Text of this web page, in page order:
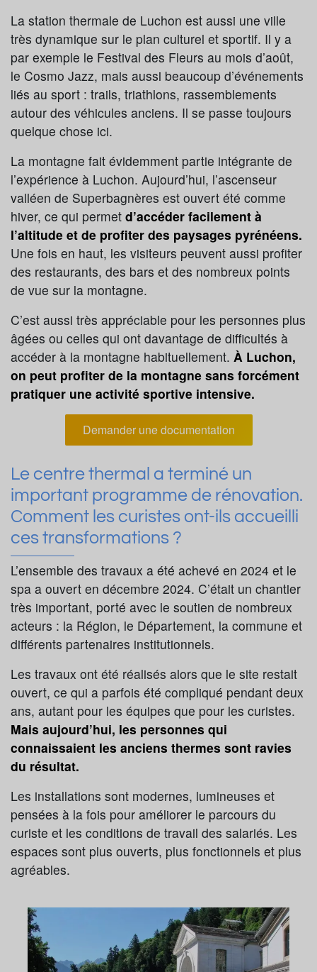
La station thermale de Luchon est aussi une ville
très dynamique sur le plan culturel et sportif. Il y a
par exemple le Festival des Fleurs au mois d’août,
le Cosmo Jazz, mais aussi beaucoup d’événements
liés au sport : trails, triathlons, rassemblements
autour des véhicules anciens. Il se passe toujours
quelque chose ici.
La montagne fait évidemment partie intégrante de
l’expérience à Luchon. Aujourd’hui, l’ascenseur
valléen de Superbagnères est ouvert été comme
hiver, ce qui permet d’accéder facilement à
l’altitude et de profiter des paysages pyrénéens.
Une fois en haut, les visiteurs peuvent aussi profiter
des restaurants, des bars et des nombreux points
de vue sur la montagne.
C’est aussi très appréciable pour les personnes plus
âgées ou celles qui ont davantage de difficultés à
accéder à la montagne habituellement. À Luchon,
on peut profiter de la montagne sans forcément
pratiquer une activité sportive intensive.
Demander une documentation
Le centre thermal a terminé un
important programme de rénovation.
Comment les curistes ont-ils accueilli
ces transformations ?
L’ensemble des travaux a été achevé en 2024 et le
spa a ouvert en décembre 2024. C’était un chantier
très important, porté avec le soutien de nombreux
acteurs : la Région, le Département, la commune et
différents partenaires institutionnels.
Les travaux ont été réalisés alors que le site restait
ouvert, ce qui a parfois été compliqué pendant deux
ans, autant pour les équipes que pour les curistes.
Mais aujourd’hui, les personnes qui
connaissaient les anciens thermes sont ravies
du résultat.
Les installations sont modernes, lumineuses et
pensées à la fois pour améliorer le parcours du
curiste et les conditions de travail des salariés. Les
espaces sont plus ouverts, plus fonctionnels et plus
agréables.